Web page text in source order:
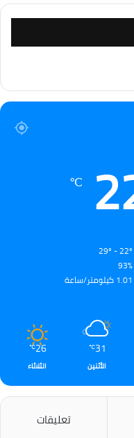
℃
93%
1.01 كيلومتر/ساعة
31
℃
الأثنين
26
℃
الثلاثاء
تعليقات